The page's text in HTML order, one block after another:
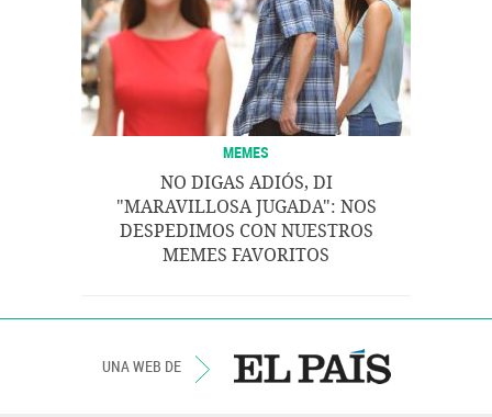
MEMES
NO DIGAS ADIÓS, DI
"MARAVILLOSA JUGADA": NOS
DESPEDIMOS CON NUESTROS
MEMES FAVORITOS
UNA WEB DE